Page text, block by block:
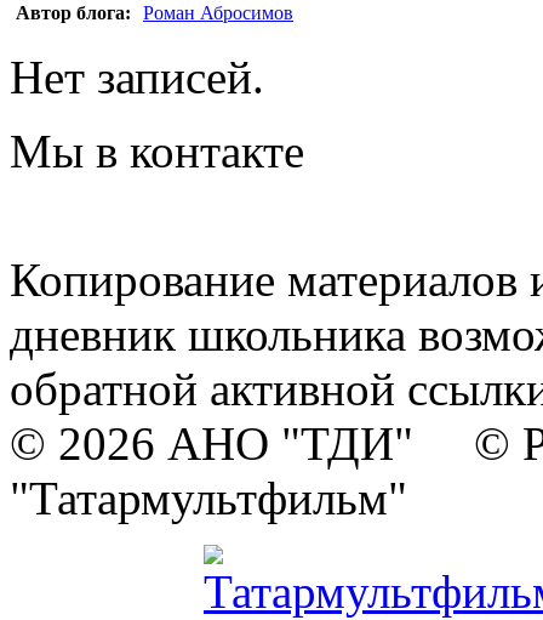
Автор блога: Роман Абросимов
Нет записей.
Мы в контакте
Копирование материалов
дневник школьника
обратной активной
© 2026 АНО "ТДИ" ©
"Татармультфильм"